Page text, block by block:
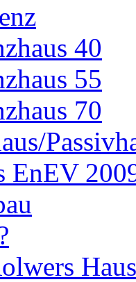
40
55
70
EnEV
Haus